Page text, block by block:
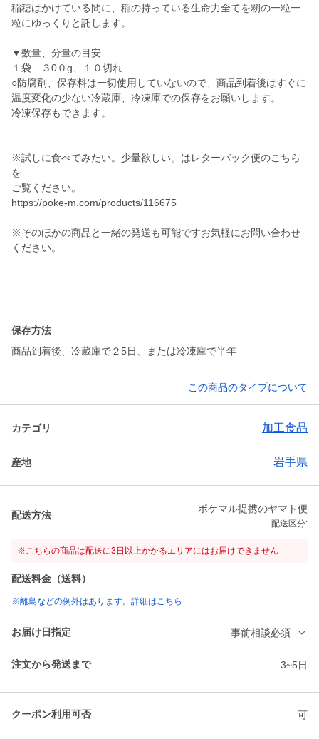
稲穂はかけている間に、稲の持っている生命力全てを籾の一粒一
粒にゆっくりと託します。
▼数量、分量の目安
１袋…３0０g、１０切れ
○防腐剤、保存料は一切使用していないので、商品到着後はすぐに
温度変化の少ない冷蔵庫、冷凍庫での保存をお願いします。
冷凍保存もできます。
※試しに食べてみたい。少量欲しい。はレターパック便のこちら
を
ご覧ください。
https://poke-m.com/products/116675
※そのほかの商品と一緒の発送も可能ですお気軽にお問い合わせ
ください。
保存方法
商品到着後、冷蔵庫で２5日、または冷凍庫で半年
この商品のタイプについて
カテゴリ 加工食品
産地 岩手県
配送方法
ポケマル提携のヤマト便
配送区分:
※こちらの商品は配送に3日以上かかるエリアにはお届けできません
配送料金（送料）
※離島などの例外はあります。詳細はこちら
お届け日指定 事前相談必須
注文から発送まで 3~5日
クーポン利用可否 可